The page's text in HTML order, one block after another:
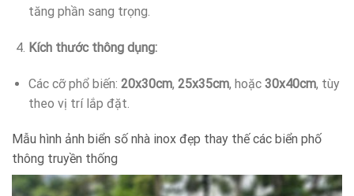
tăng phần sang trọng.
Kích thước thông dụng:
Các cỡ phổ biến: 20x30cm, 25x35cm, hoặc 30x40cm, tùy
theo vị trí lắp đặt.
Mẫu hình ảnh biển số nhà inox đẹp thay thế các biển phố
thông truyền thống